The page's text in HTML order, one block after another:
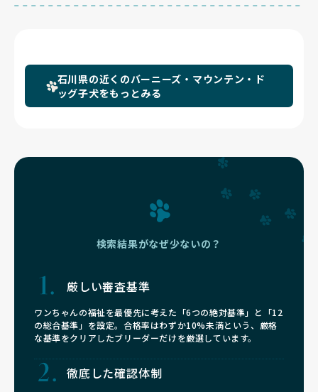
石川県の近くのバーニーズ・マウンテン・ド
ッグ子犬をもっとみる
検索結果がなぜ少ないの？
厳しい審査基準
ワンちゃんの福祉を最優先に考えた「6つの絶対基準」と「12
の総合基準」を設定。合格率はわずか10%未満という、厳格
な基準をクリアしたブリーダーだけを厳選しています。
徹底した確認体制